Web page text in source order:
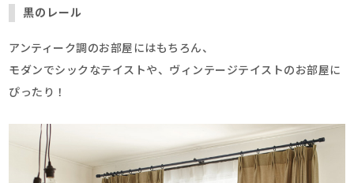
黒のレール
アンティーク調のお部屋にはもちろん、
モダンでシックなテイストや、ヴィンテージテイストのお部屋に
ぴったり！